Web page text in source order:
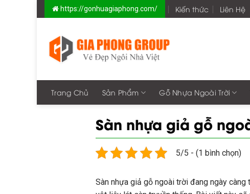
to
https://gonhuagiaphong.com/ Kiến thức Liên Hệ
Trang Chủ Sản Phẩm Gỗ Nhựa Ngoài Trời
Sàn nhựa giả gỗ
5/5 - (1 bình chọn)
Sàn nhựa giả gỗ ngoài trời đang ngày